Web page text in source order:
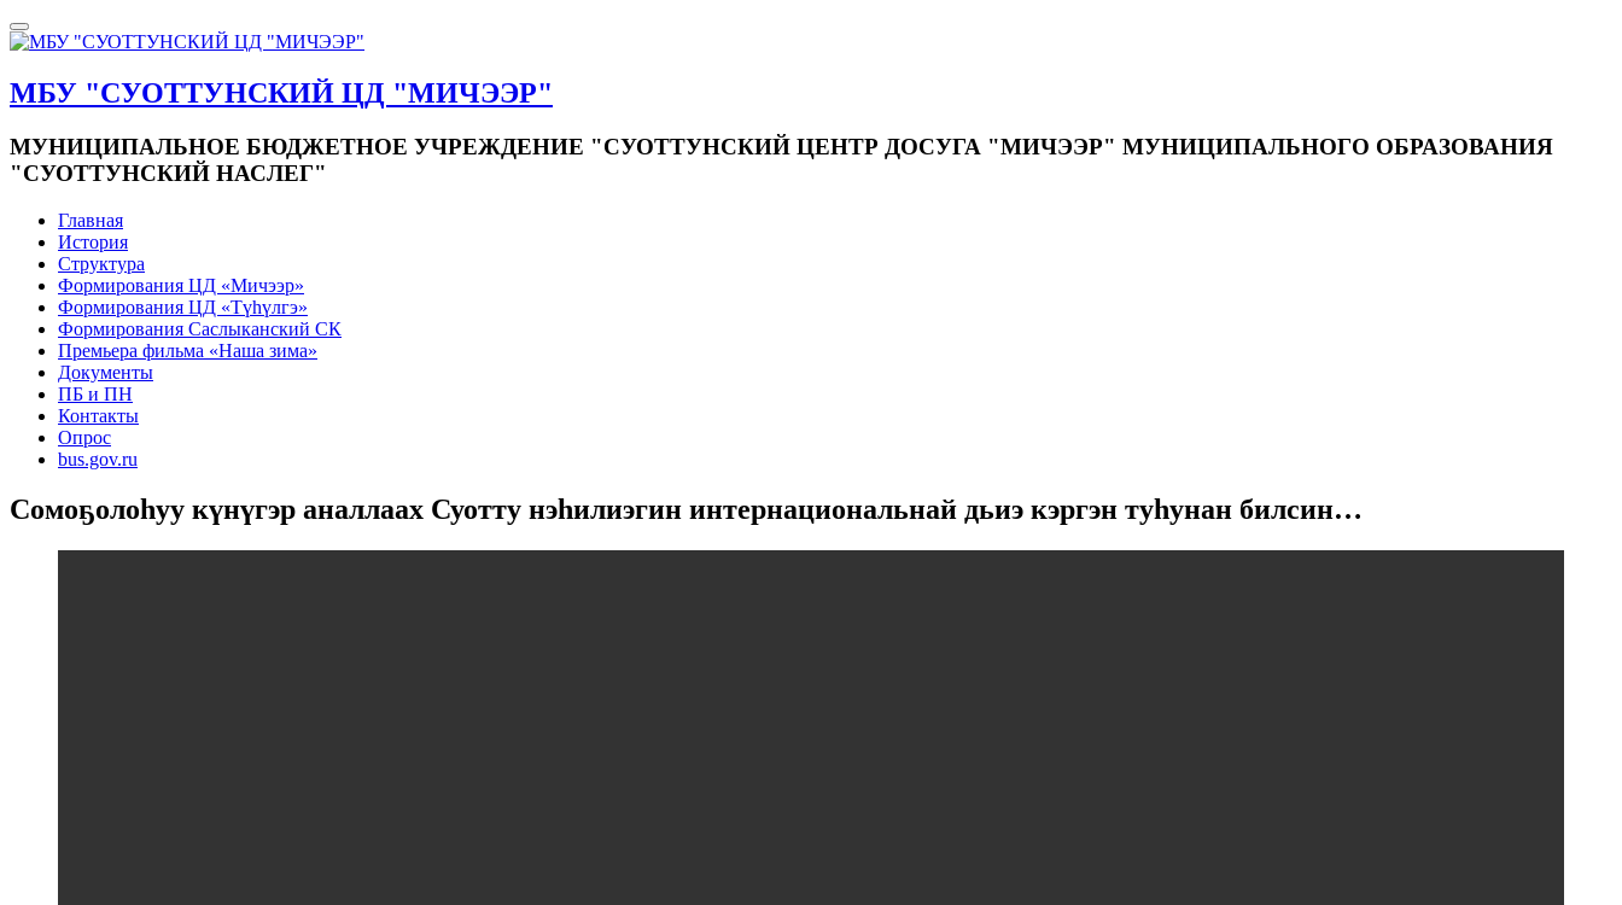
МБУ "СУОТТУНСКИЙ ЦД "МИЧЭЭР"
МУНИЦИПАЛЬНОЕ БЮДЖЕТНОЕ УЧРЕЖДЕНИЕ "СУОТТУНСКИЙ ЦЕНТР ДОСУГА "МИЧЭЭР" МУНИЦИПАЛЬНОГО ОБРАЗОВАНИЯ
"СУОТТУНСКИЙ НАСЛЕГ"
Главная
История
Структура
Формирования ЦД «Мичээр»
Формирования ЦД «Түһүлгэ»
Формирования Саслыканский СК
Премьера фильма «Наша зима»
Документы
ПБ и ПН
Контакты
Опрос
bus.gov.ru
Сомоҕолоһуу күнүгэр аналлаах Суотту нэһилиэгин интернациональнай дьиэ кэргэн туһунан билсин…